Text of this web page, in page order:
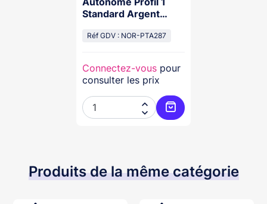
Standard Argent
Relais
Réf GDV : NOR-PTA287
Connectez-vous pour
consulter les prix


Ajouter au panier
Produits de la même catégorie